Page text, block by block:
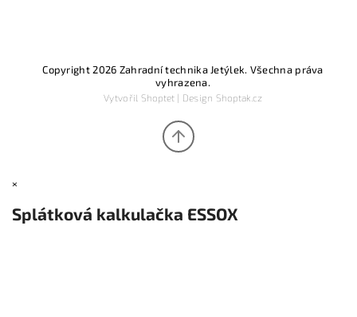
Copyright 2026 Zahradní technika Jetýlek. Všechna práva
vyhrazena.
Vytvořil Shoptet| Design Shoptak.cz
×
Splátková kalkulačka ESSOX